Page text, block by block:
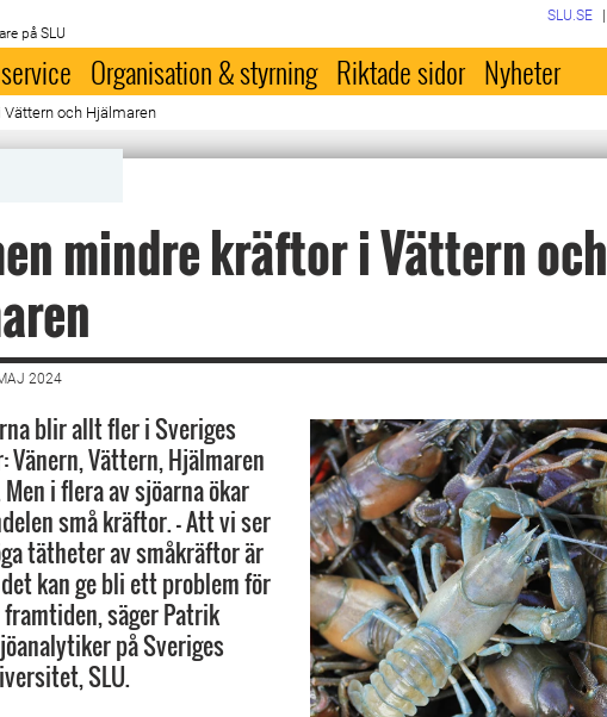
på SLU
SLU.SE
Organisation & styrning Riktade sidor Nyheter
Vättern och Hjälmaren
mindre kräftor i Vättern och
2024
blir allt fler i Sveriges
Vänern, Vättern, Hjälmaren
i flera av sjöarna ökar
små kräftor. - Att vi ser
tätheter av småkräftor är
kan ge bli ett problem för
säger Patrik
på Sveriges
SLU.